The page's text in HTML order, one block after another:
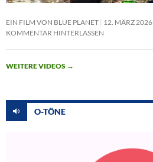
EIN FILM VON BLUE PLANET 12. MÄRZ 2026
KOMMENTAR HINTERLASSEN
WEITERE VIDEOS →
O-TÖNE